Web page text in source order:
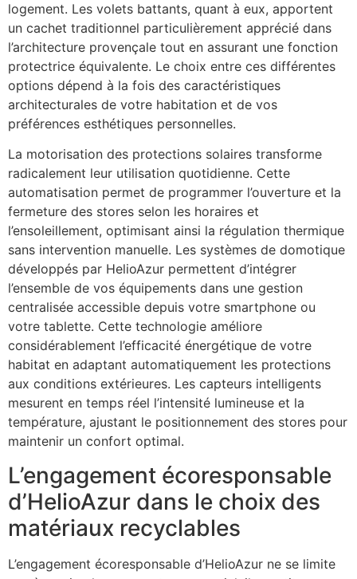
logement. Les volets battants, quant à eux, apportent
un cachet traditionnel particulièrement apprécié dans
l’architecture provençale tout en assurant une fonction
protectrice équivalente. Le choix entre ces différentes
options dépend à la fois des caractéristiques
architecturales de votre habitation et de vos
préférences esthétiques personnelles.
La motorisation des protections solaires transforme
radicalement leur utilisation quotidienne. Cette
automatisation permet de programmer l’ouverture et la
fermeture des stores selon les horaires et
l’ensoleillement, optimisant ainsi la régulation thermique
sans intervention manuelle. Les systèmes de domotique
développés par HelioAzur permettent d’intégrer
l’ensemble de vos équipements dans une gestion
centralisée accessible depuis votre smartphone ou
votre tablette. Cette technologie améliore
considérablement l’efficacité énergétique de votre
habitat en adaptant automatiquement les protections
aux conditions extérieures. Les capteurs intelligents
mesurent en temps réel l’intensité lumineuse et la
température, ajustant le positionnement des stores pour
maintenir un confort optimal.
L’engagement écoresponsable
d’HelioAzur dans le choix des
matériaux recyclables
L’engagement écoresponsable d’HelioAzur ne se limite